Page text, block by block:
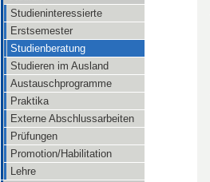
Studieninteressierte
Erstsemester
Studienberatung
Studieren im Ausland
Austauschprogramme
Praktika
Externe Abschlussarbeiten
Prüfungen
Promotion/Habilitation
Lehre